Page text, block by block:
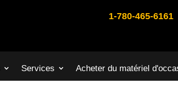
1-780-465-
Services Acheter du matériel